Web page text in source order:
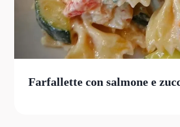
Farfallette con salmone e